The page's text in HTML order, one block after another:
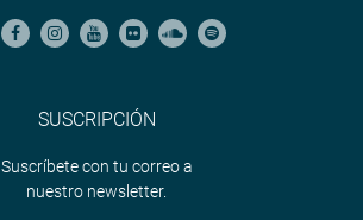
SUSCRIPCIÓN
Suscríbete con tu correo a
nuestro newsletter.